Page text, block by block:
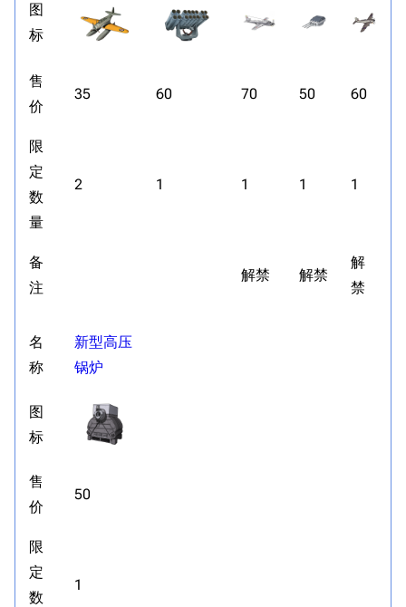
图
标
售
价
35 60 70 50 60
限
定
数
量
2 1 1 1 1
备
注
解禁 解禁
解
禁
名
称
新型高压
锅炉
图
标
售
价
50
限
定
数
1